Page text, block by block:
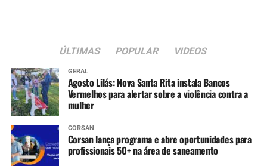
ÚLTIMAS POPULAR VIDEOS
GERAL
Agosto Lilás: Nova Santa Rita instala Bancos
Vermelhos para alertar sobre a violência contra a
mulher
CORSAN
Corsan lança programa e abre oportunidades para
profissionais 50+ na área de saneamento